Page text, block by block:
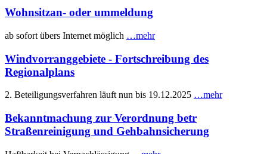
Wohnsitzan- oder ummeldung
ab sofort übers Internet möglich …mehr
Windvorranggebiete - Fortschreibung des
Regionalplans
2. Beteiligungsverfahren läuft nun bis 19.12.2025 …mehr
Bekanntmachung zur Verordnung betr
Straßenreinigung und Gehbahnsicherung